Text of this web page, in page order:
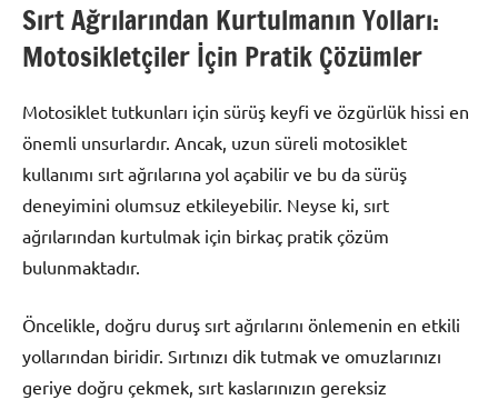
Sırt Ağrılarından Kurtulmanın Yolları:
Motosikletçiler İçin Pratik Çözümler
Motosiklet tutkunları için sürüş keyfi ve özgürlük hissi en
önemli unsurlardır. Ancak, uzun süreli motosiklet
kullanımı sırt ağrılarına yol açabilir ve bu da sürüş
deneyimini olumsuz etkileyebilir. Neyse ki, sırt
ağrılarından kurtulmak için birkaç pratik çözüm
bulunmaktadır.
Öncelikle, doğru duruş sırt ağrılarını önlemenin en etkili
yollarından biridir. Sırtınızı dik tutmak ve omuzlarınızı
geriye doğru çekmek, sırt kaslarınızın gereksiz